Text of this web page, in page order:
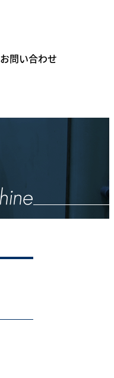
お問い合わせ